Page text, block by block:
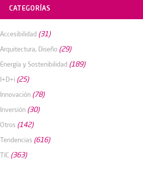
CATEGORÍAS
Accesibilidad (31)
Arquitectura, Diseño (29)
Energía y Sostenibilidad (189)
I+D+i (25)
Innovación (78)
Inversión (30)
Otros (142)
Tendencias (616)
TIC (363)